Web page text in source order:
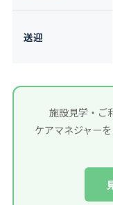
送迎
施設見学・ご
ケアマネジャー